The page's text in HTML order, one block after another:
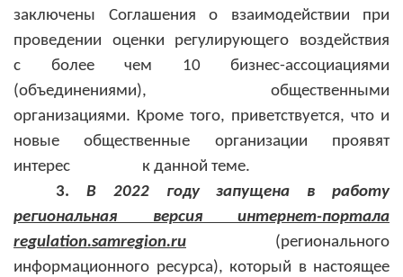
заключены Соглашения о взаимодействии при
проведении оценки регулирующего воздействия
с более чем 10 бизнес-ассоциациями
(объединениями), общественными
организациями. Кроме того, приветствуется, что и
новые общественные организации проявят
интерес к данной теме.
3.
В 2022 году запущена в работу
региональная версия интернет-портала
regulation.samregion.ru
(регионального
информационного ресурса), который в настоящее